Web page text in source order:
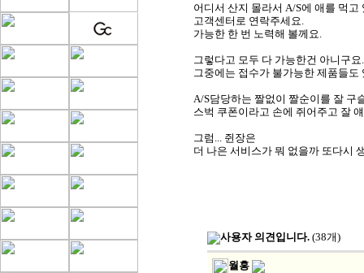
어디서 산지 몰라서 A/S에 애를 먹고
고객센터로 연락주세요.
가능한 한 번 노력해 볼께요.
그렇다고 모두 다 가능한건 아니구요.
그중에는 접수가 불가능한 제품들
A/S담당하는 짤없이 짤순이를 잘 구
스벅 쿠폰이라고 손에 쥐어주고 잘
그럼... 쥔장은
더 나은 서비스가 뭐 없을까 또다시
사용자 의견입니다. (38개)
월홍